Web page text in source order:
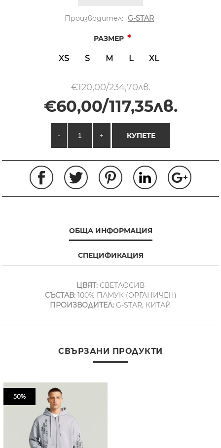
Производител: G-STAR
РАЗМЕР *
XS S M L XL
€120,00/234,70лв.
€60,00/117,35лв.
- + КУПЕТЕ
ОБЩА ИНФОРМАЦИЯ
СПЕЦИФИКАЦИЯ
ЦВЯТ: СВЕТЛОСИВ
СЪСТАВ:100% ПАМУК (ОРГАНИЧЕН)
ПРОИЗВОДИТЕЛ: G-STAR, КИТАЙ
СВЪРЗАНИ ПРОДУКТИ
50%